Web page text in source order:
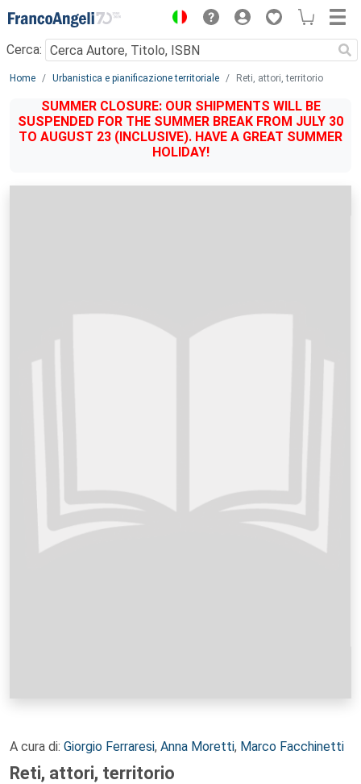
Menu
Cerca:
Main content
Home Urbanistica e pianificazione territoriale Reti, attori, territorio
SUMMER CLOSURE: OUR SHIPMENTS WILL BE
SUSPENDED FOR THE SUMMER BREAK FROM JULY 30
TO AUGUST 23 (INCLUSIVE). HAVE A GREAT SUMMER
HOLIDAY!
A cura di: Giorgio Ferraresi, Anna Moretti, Marco Facchinetti
Reti, attori, territorio